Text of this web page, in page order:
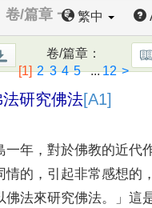
卷/篇章 一 繁中
度之佛教》第十七章
位
卷/篇章 ：
[1] 2 3 4 5...12 >
法研究佛法[A1]
一年 ，對於佛教的近代
情的 ， 引起非常感想的
佛法來研究佛法。」這